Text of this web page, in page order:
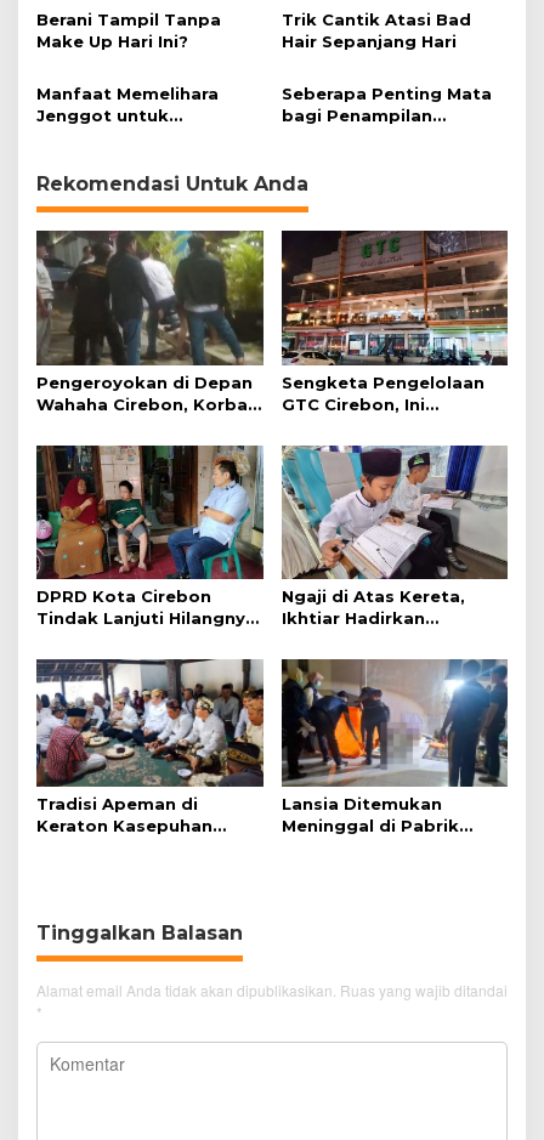
?
Rambut
Berani Tampil Tanpa
Make Up Hari Ini?
Trik Cantik Atasi Bad
Hair Sepanjang Hari
Manfaat Memelihara
Jenggot untuk
Seberapa Penting Mata
bagi Penampilan
Rekomendasi Untuk Anda
Pengeroyokan di Depan
Wahaha Cirebon, Korban
Polisi
Sengketa Pengelolaan
GTC Cirebon, Ini
Simanjuntak
DPRD Kota Cirebon
Tindak Lanjuti Hilangnya
Disabilitas
Ngaji di Atas Kereta,
Ikhtiar Hadirkan
Nyaman
Tradisi Apeman di
Keraton Kasepuhan
Lansia Ditemukan
Meninggal di Pabrik
Tinggalkan Balasan
Alamat email Anda tidak akan dipublikasikan. Ruas yang wajib ditandai
*